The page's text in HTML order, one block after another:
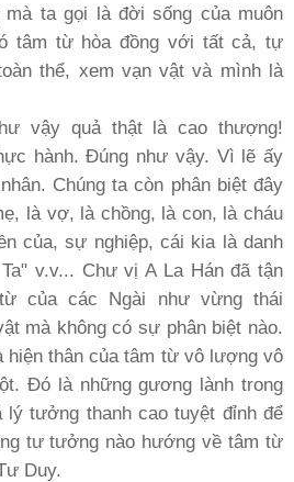
ta gọi là đời sống của muôn
tâm từ hòa đồng với tất cả, tự
thể, xem vạn vật và mình là
vậy quả thật là cao thượng!
hành. Ðúng như vậy. Vì lẽ ấy
Chúng ta còn phân biệt đây
là vợ, là chồng, là con, là cháu
của, sự nghiệp, cái kia là danh
v.v... Chư vị A La Hán đã tận
của các Ngài như vừng thái
mà không có sự phân biệt nào.
thân của tâm từ vô lượng vô
Ðó là những gương lành trong
lý tưởng thanh cao tuyệt đỉnh để
tư tưởng nào hướng về tâm từ
Duy.